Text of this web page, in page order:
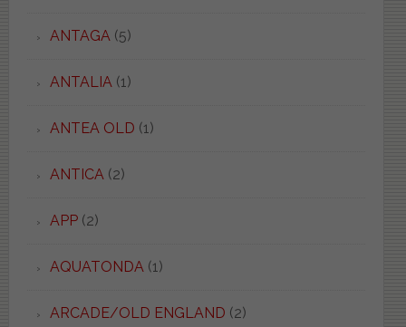
ANTAGA(5)
ANTALIA(1)
ANTEA OLD (1)
ANTICA(2)
APP(2)
AQUATONDA(1)
ARCADE/OLD ENGLAND (2)